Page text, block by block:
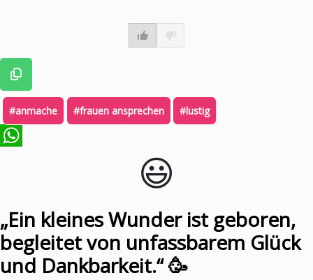
#anmache #frauen ansprechen #lustig
😃️
„Ein kleines Wunder ist geboren,
begleitet von unfassbarem Glück
und Dankbarkeit.“ 🥳